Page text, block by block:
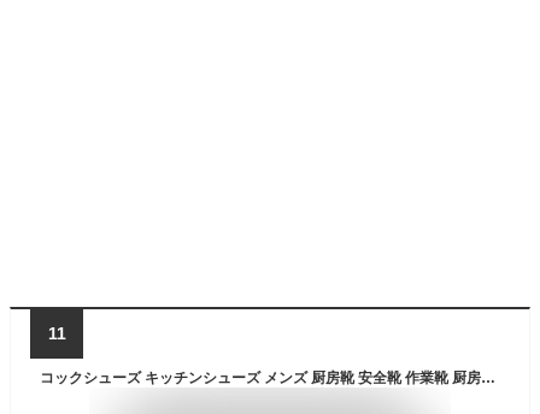
11
コックシューズ キッチンシューズ メンズ 厨房靴 安全靴 作業靴 厨房シューズ EVA 黒 疲れない レディース キッチン シューズ 靴 滑りにくい 軽量 軽い 耐油 防水 立ち仕事 ワークマン ブラック 業務用 クックシューズ 飲食店